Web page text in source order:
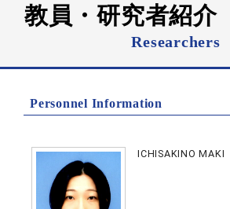
教員・研究者紹介
Researchers
Personnel Information
ICHISAKINO MAKI